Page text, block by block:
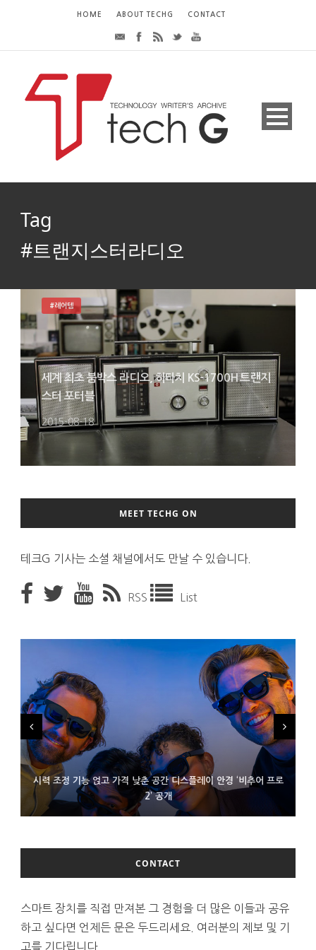
HOME ABOUT TECHG CONTACT
Tag
#트랜지스터라디오
세계 최초 붐박스 라디오, 히타치 KS-1700H 트랜지
스터 포터블
2015-08-18
#레어템
MEET TECHG ON
테크G 기사는 소셜 채널에서도 만날 수 있습니다.
RSS List
시력 조정 기능 얹고 가격 낮춘 공간 디스플레이 안경 ‘비추어 프로
2’ 공개
D램 부족에 10억달러어치 아이폰18 프로세서 패키징 대기 중
300~400달러 반지형 스피커 준비하는 오픈AI
CONTACT
스마트 장치를 직접 만져본 그 경험을 더 많은 이들과 공유
하고 싶다면 언제든 문은 두드리세요. 여러분의 제보 및 기
고를 기다립니다.